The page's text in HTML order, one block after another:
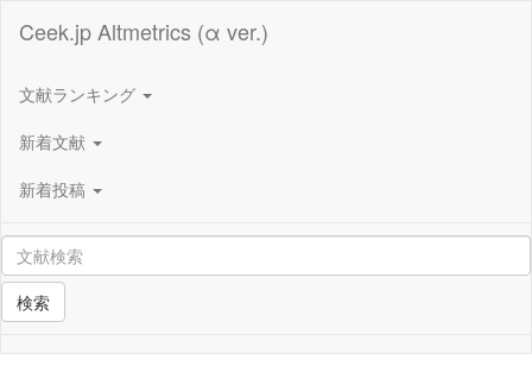
Ceek.jp Altmetrics (α ver.)
文献ランキング
新着文献
新着投稿
検索